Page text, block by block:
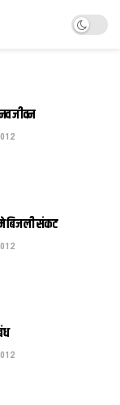
जीवन
बिजली संकट